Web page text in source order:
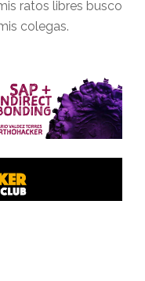
ratos libres busco
colegas.